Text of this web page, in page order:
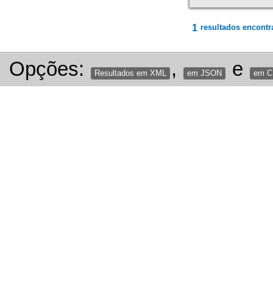
1 resultados
Opções: Resultados em XML , em JSON e em